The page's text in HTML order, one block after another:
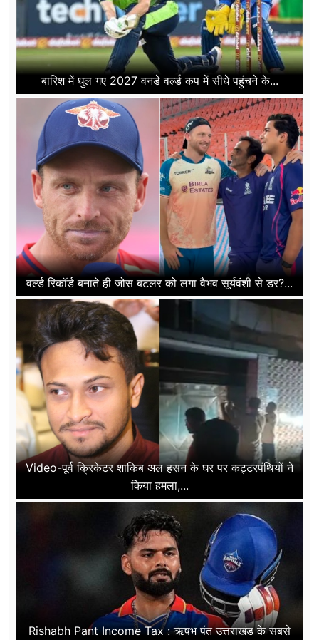
बारिश में धुल गए 2027 वनडे वर्ल्ड कप में सीधे पहुंचने के...
वर्ल्ड रिकॉर्ड बनाते ही जोस बटलर को लगा वैभव सूर्यवंशी से डर?...
Video-पूर्व क्रिकेटर शाकिब अल हसन के घर पर कट्टरपंथियों ने
किया हमला,...
Rishabh Pant Income Tax : ऋषभ पंत उत्तराखंड के सबसे